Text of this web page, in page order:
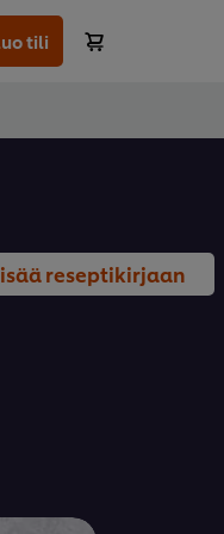
tili
reseptikirjaan